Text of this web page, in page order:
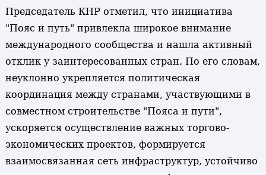
Председатель КНР отметил, что инициатива
"Пояс и путь" привлекла широкое внимание
международного сообщества и нашла активный
отклик у заинтересованных стран. По его словам,
неуклонно укрепляется политическая
координация между странами, участвующими в
совместном строительстве "Пояса и пути",
ускоряется осуществление важных торгово-
экономических проектов, формируется
взаимосвязанная сеть инфраструктур, устойчиво